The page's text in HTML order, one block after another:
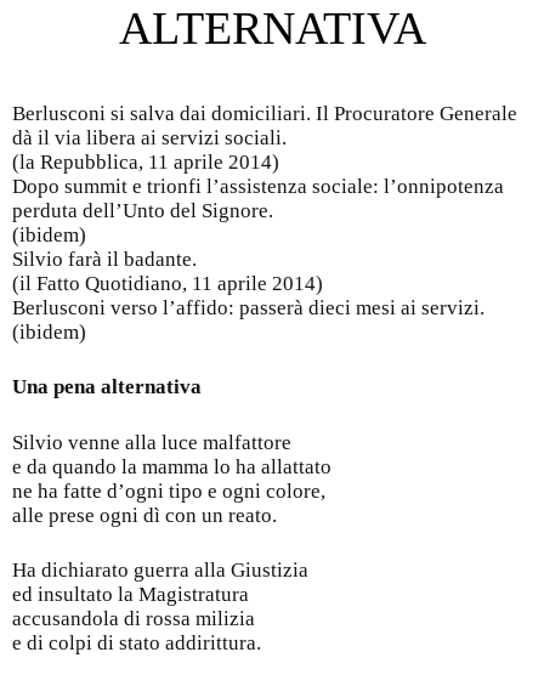
ALTERNATIVA
Berlusconi si salva dai domiciliari. Il Procuratore Generale
dà il via libera ai servizi sociali.
(la Repubblica, 11 aprile 2014)
Dopo summit e trionfi l’assistenza sociale: l’onnipotenza
perduta dell’Unto del Signore.
(ibidem)
Silvio farà il badante.
(il Fatto Quotidiano, 11 aprile 2014)
Berlusconi verso l’affido: passerà dieci mesi ai servizi.
(ibidem)
Una pena alternativa
Silvio venne alla luce malfattore
e da quando la mamma lo ha allattato
ne ha fatte d’ogni tipo e ogni colore,
alle prese ogni dì con un reato.
Ha dichiarato guerra alla Giustizia
ed insultato la Magistratura
accusandola di rossa milizia
e di colpi di stato addirittura.